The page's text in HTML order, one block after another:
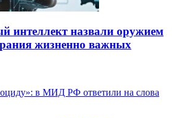
интеллект назвали оружием
жизненно важных